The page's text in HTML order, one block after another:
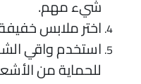
شيء مهم.
اختر ملابس خفيفة
استخدم واقي
للحماية من الأشعة